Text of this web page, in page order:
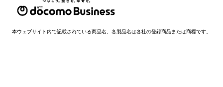
本ウェブサイト内で記載されている商品名、各製品名は各社の登録商品または商標です。